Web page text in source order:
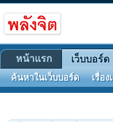
หน้าแรก เว็บบอร์ด
ค้นหาในเว็บบอร์ด เรื่อง